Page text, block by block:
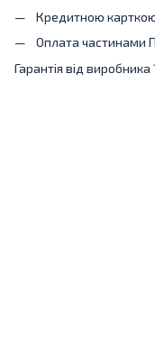
Кредитною
Оплата частинами
Гарантія від виробника